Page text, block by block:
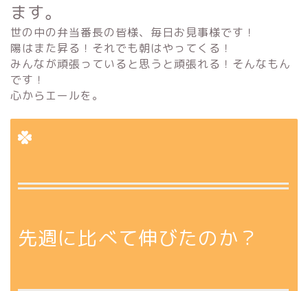
ます。
世の中の弁当番長の皆様、毎日お見事様です！
陽はまた昇る！それでも朝はやってくる！
みんなが頑張っていると思うと頑張れる！そんなもん
です！
心からエールを。
先週に比べて伸びたのか？